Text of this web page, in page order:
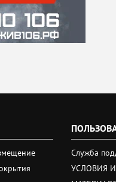
Служба
УСЛОВИЯ